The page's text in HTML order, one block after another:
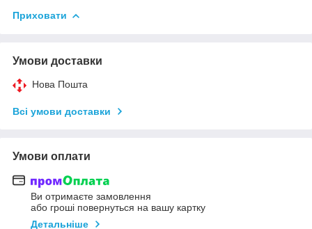
Приховати
Умови доставки
Нова Пошта
Всі умови доставки
Умови оплати
Ви отримаєте замовлення
або гроші повернуться на вашу картку
Детальніше